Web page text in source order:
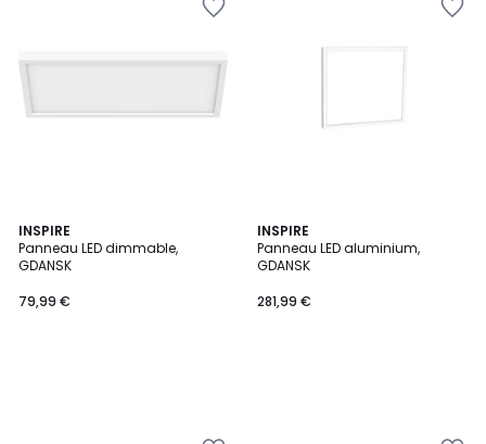
INSPIRE
Panneau LED dimmable,
GDANSK
79,99 €
INSPIRE
Panneau LED aluminium,
GDANSK
281,99 €